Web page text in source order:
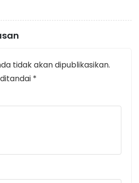
tidak akan dipublikasikan.
*